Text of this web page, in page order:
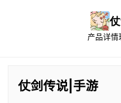
产品详情
仗剑传说|手游